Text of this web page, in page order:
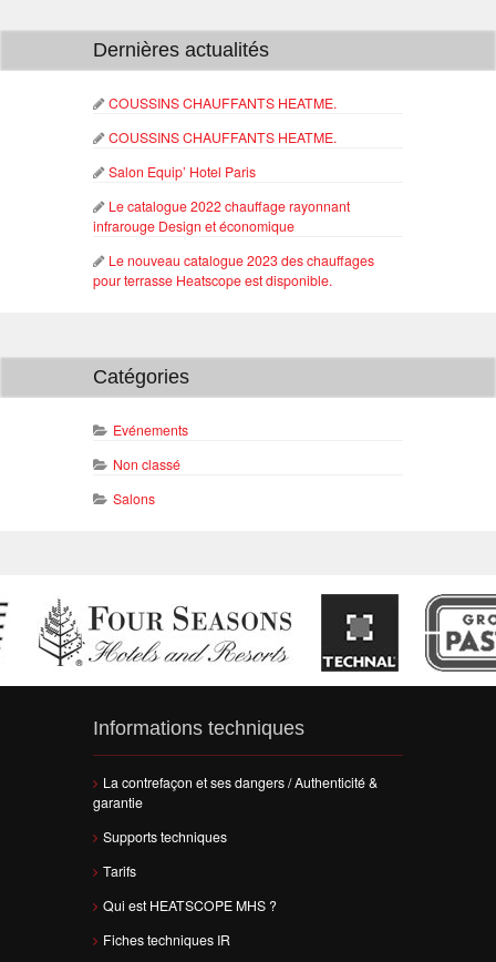
Dernières actualités
COUSSINS CHAUFFANTS HEATME.
COUSSINS CHAUFFANTS HEATME.
Salon Equip’ Hotel Paris
Le catalogue 2022 chauffage rayonnant
infrarouge Design et économique
Le nouveau catalogue 2023 des chauffages
pour terrasse Heatscope est disponible.
Catégories
Evénements
Non classé
Salons
Informations techniques
La contrefaçon et ses dangers / Authenticité &
garantie
Supports techniques
Tarifs
Qui est HEATSCOPE MHS ?
Fiches techniques IR